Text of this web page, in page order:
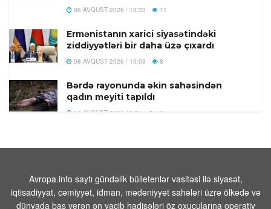
08 AVQUST 2026 / 10:33 11
Ermənistanın xarici siyasətindəki
ziddiyyətləri bir daha üzə çıxardı
08 AVQUST 2026 / 10:03 8
Bərdə rayonunda əkin sahəsindən
qadın meyiti tapıldı
08 AVQUST 2026 / 9:51 10
keçirib
Trampın yeni təyyarəsinın
çatışmazlıqlarını mediaya sızdıran şəxs
Avropa.info saytı gündəlik bülletenlər vasitəsi ilə siyasət,
iqtisadiyyat, cəmiyyət, idman, mədəniyyət sahələri üzrə ölkədə və
dünyada baş verən ən vacib hadisələri öz oxucularına operativ